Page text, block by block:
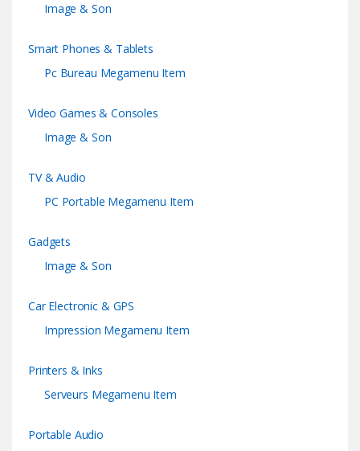
Image & Son
Smart Phones & Tablets
Pc Bureau Megamenu Item
Video Games & Consoles
Image & Son
TV & Audio
PC Portable Megamenu Item
Gadgets
Image & Son
Car Electronic & GPS
Impression Megamenu Item
Printers & Inks
Serveurs Megamenu Item
Portable Audio